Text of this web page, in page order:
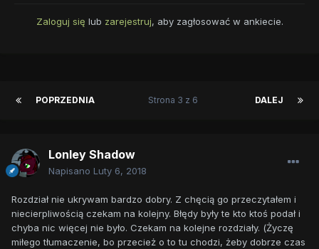
Zaloguj się lub zarejestruj, aby zagłosować w ankiecie.
POPRZEDNIA DALEJ
Strona 3 z 6
Lonley Shadow
Napisano Luty 6, 2018
Rozdział nie ukrywam bardzo dobry. Z chęcią go przeczytałem i
niecierpliwością czekam na kolejny. Błędy były te kto ktoś podał i
chyba nic więcej nie było. Czekam na kolejne rozdziały. (Życzę
miłego tłumaczenie, bo przecież o to tu chodzi, żeby dobrze czas